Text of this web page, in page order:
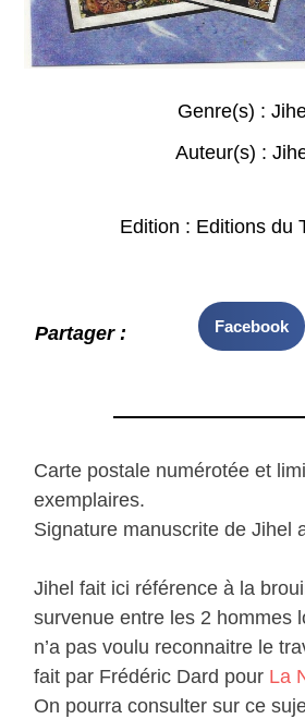
Genre(s) :
Auteur(s) :
Edition : Editions du
Partager : Facebook
Carte postale numérotée et
exemplaires.
Signature manuscrite de Jihel
Jihel fait ici référence à la
survenue entre les 2 hommes
n’a pas voulu reconnaitre le
fait par Frédéric Dard pour La
On pourra consulter sur ce